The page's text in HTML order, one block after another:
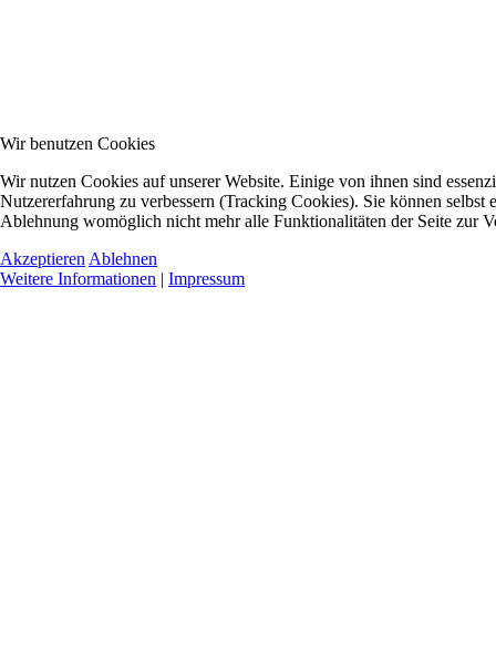
Wir benutzen Cookies
Wir nutzen Cookies auf unserer Website. Einige von ihnen sind
Nutzererfahrung zu verbessern (Tracking Cookies). Sie können selbst
Ablehnung womöglich nicht mehr alle Funktionalitäten der Seite zur
Akzeptieren Ablehnen
Weitere Informationen | Impressum